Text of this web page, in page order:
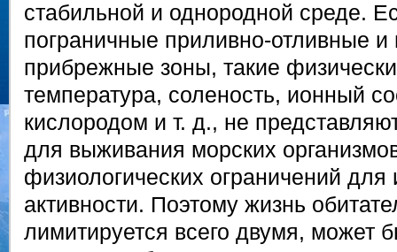
стабильной и однородной среде.
пограничные приливно-отливные и
прибрежные зоны, такие
температура, соленость, ионный
кислородом и т. д., не
для выживания морских
физиологических ограничений для
активности. Поэтому жизнь
лимитируется всего двумя, может